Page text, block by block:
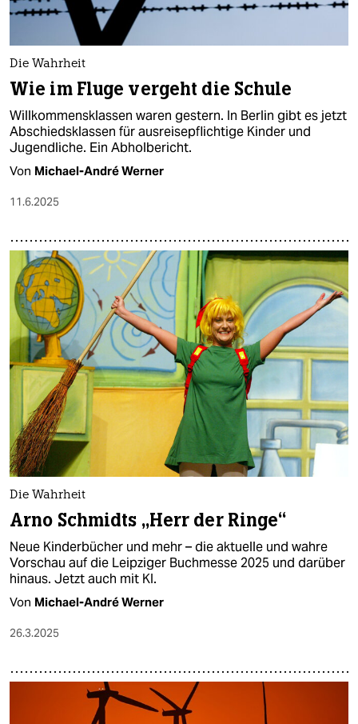
Die Wahrheit
Wie im Fluge vergeht die Schule
Willkommensklassen waren gestern. In Berlin gibt es jetzt
Abschiedsklassen für ausreisepflichtige Kinder und
Jugendliche. Ein Abholbericht.
Von Michael-André Werner
11.6.2025
Die Wahrheit
Arno Schmidts „Herr der Ringe“
Neue Kinderbücher und mehr – die aktuelle und wahre
Vorschau auf die Leipziger Buchmesse 2025 und darüber
hinaus. Jetzt auch mit KI.
Von Michael-André Werner
26.3.2025